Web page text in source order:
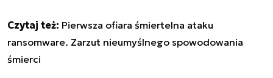
Czytaj też: Pierwsza ofiara śmiertelna ataku
ransomware. Zarzut nieumyślnego spowodowania
śmierci